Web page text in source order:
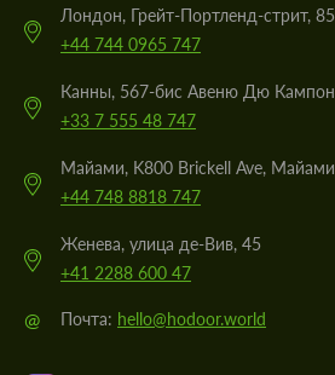
Лондон, Грейт-Портленд-стрит, 85
+44 744 0965 747
Канны, 567-бис Авеню Дю Кампон
+33 7 555 48 747
Майами, K800 Brickell Ave, Майами
+44 748 8818 747
Женева, улица де-Вив, 45
+41 2288 600 47
@ Почта: hello@hodoor.world